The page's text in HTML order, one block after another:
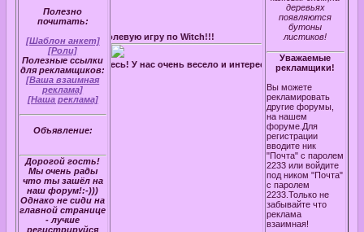
Полезно
почитать:
[Шаблон анкет]
[Роли]
Полезные ссылки
для рекламщиков:
[Ваша взаимная
реклама]
[Наша реклама]
Объявление:
Дорогой гость!
Мы очень рады
что ты зашёл на
наш форум!:-)))
Однако не сиди на
главной странице
- лучше
регистрируйся
замечательную ролевую игру по Witch!!!
Гости регистрируйтесь! У нас очень весело и интересно!К тому же вы
деревьях
появляются
бутоны
листиков!
Уважаемые
рекламщики!
Вы можете
рекламировать
другие форумы,
на нашем
форуме.Для
регистрации
вводите ник
"Почта" с паролем
2233 или войдите
под ником "Почта"
с паролем
2233.Только не
забывайте что
реклама
взаимная!